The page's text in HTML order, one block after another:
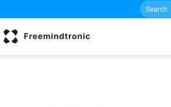
Search
for: